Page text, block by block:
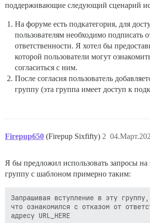
поддерживающие следующий сценарий
На форуме есть подкатегория, для
пользователям необходимо подписать
ответственности. Я хотел бы
которой пользователи могут
согласиться с ним.
После согласия пользователь
группу (эта группа имеет доступ к
Firepup650 (Firepup Sixfifty) 2
Я бы предложил использовать запросы на
группу с шаблоном примерно таким:
Запрашивая вступление в эту
что ознакомился с отказом от